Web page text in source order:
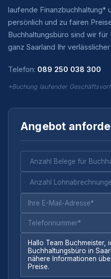
laufende Finanzbuchhaltung*
persönlich und zu fairen
Buchhaltungsbüro sind wir für
ganz Saarland Ihr
Telefon: 089 250 038 300
*Buchung laufender
Angebot